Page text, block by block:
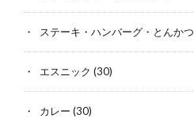
ステーキ・ハンバーグ・とんかつ
エスニック (30)
カレー (30)